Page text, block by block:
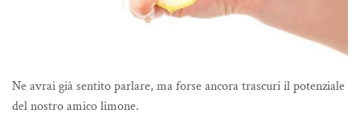
Ne avrai già sentito parlare, ma forse ancora trascuri il potenziale
del nostro amico limone.